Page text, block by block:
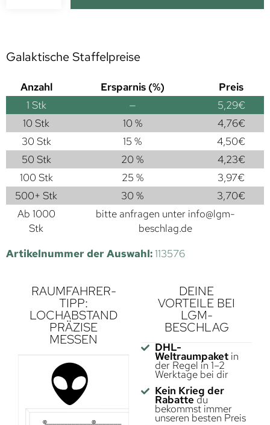
Galaktische Staffelpreise
Anzahl Ersparnis (%)
Preis
1 Stk — 5,29€
10 Stk
10 % 4,76€
30 Stk
15 % 4,50€
50 Stk
20 % 4,23€
100 Stk
25 % 3,97€
500+ Stk
30 % 3,70€
Ab 1000
Stk
bitte anfragen unter info@lgm-
beschlag.de
Artikelnummer der Auswahl:113576
RAUMFAHRER-
TIPP:
LOCHABSTAND
PRÄZISE
MESSEN
DEINE
VORTEILE BEI
LGM-
BESCHLAG
DHL-
Weltraumpaketin
der Regel in 1–2
Werktage bei dir
Kein Krieg der
Rabatte du
bekommst immer
unseren besten Preis